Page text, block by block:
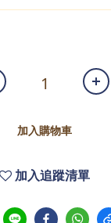
加入購物車
加入追蹤清單